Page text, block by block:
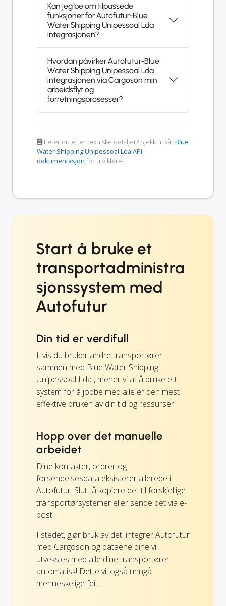
Kan jeg be om tilpassede
funksjoner for Autofutur-Blue
Water Shipping Unipessoal Lda
integrasjonen?
Hvordan påvirker Autofutur-Blue
Water Shipping Unipessoal Lda
integrasjonen via Cargoson min
arbeidsflyt og
forretningsprosesser?
Leter du etter tekniske detaljer? Sjekk ut vårBlue
Water Shipping Unipessoal Lda API-
dokumentasjon for utviklere.
Start å bruke et
transportadministra
sjonssystem med
Autofutur
Din tid er verdifull
Hvis du bruker andre transportører
sammen med Blue Water Shipping
Unipessoal Lda , mener vi at å bruke ett
system for å jobbe med alle er den mest
effektive bruken av din tid og ressurser.
Hopp over det manuelle
arbeidet
Dine kontakter, ordrer og
forsendelsesdata eksisterer allerede i
Autofutur. Slutt å kopiere det til forskjellige
transportørsystemer eller sende det via e-
post.
I stedet, gjør bruk av det: integrer Autofutur
med Cargoson og dataene dine vil
utveksles med alle dine transportører
automatisk! Dette vil også unngå
menneskelige feil.